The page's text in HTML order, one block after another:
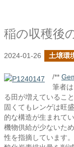
稲の収穫後
2024-01-26 土壌環
/**
筆者
る田が増えているこ
固くてもレンゲは旺
的な構造が生まれて
機物供給が少ないた
性を指摘しています